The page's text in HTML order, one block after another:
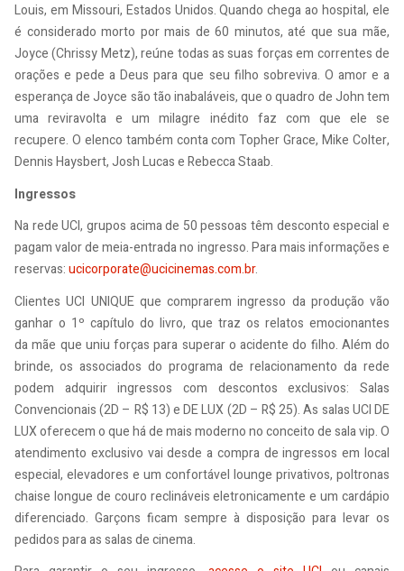
Louis, em Missouri, Estados Unidos. Quando chega ao hospital, ele
é considerado morto por mais de 60 minutos, até que sua mãe,
Joyce (Chrissy Metz), reúne todas as suas forças em correntes de
orações e pede a Deus para que seu filho sobreviva. O amor e a
esperança de Joyce são tão inabaláveis, que o quadro de John tem
uma reviravolta e um milagre inédito faz com que ele se
recupere. O elenco também conta com Topher Grace, Mike Colter,
Dennis Haysbert, Josh Lucas e Rebecca Staab.
Ingressos
Na rede UCI, grupos acima de 50 pessoas têm desconto especial e
pagam valor de meia-entrada no ingresso. Para mais informações e
reservas:ucicorporate@ucicinemas.com.br.
Clientes UCI UNIQUE que comprarem ingresso da produção vão
ganhar o 1º capítulo do livro, que traz os relatos emocionantes
da mãe que uniu forças para superar o acidente do filho. Além do
brinde, os associados do programa de relacionamento da rede
podem adquirir ingressos com descontos exclusivos: Salas
Convencionais (2D – R$ 13) e DE LUX (2D – R$ 25). As salas UCI DE
LUX oferecem o que há de mais moderno no conceito de sala vip. O
atendimento exclusivo vai desde a compra de ingressos em local
especial, elevadores e um confortável lounge privativos, poltronas
chaise longue de couro reclináveis eletronicamente e um cardápio
diferenciado. Garçons ficam sempre à disposição para levar os
pedidos para as salas de cinema.